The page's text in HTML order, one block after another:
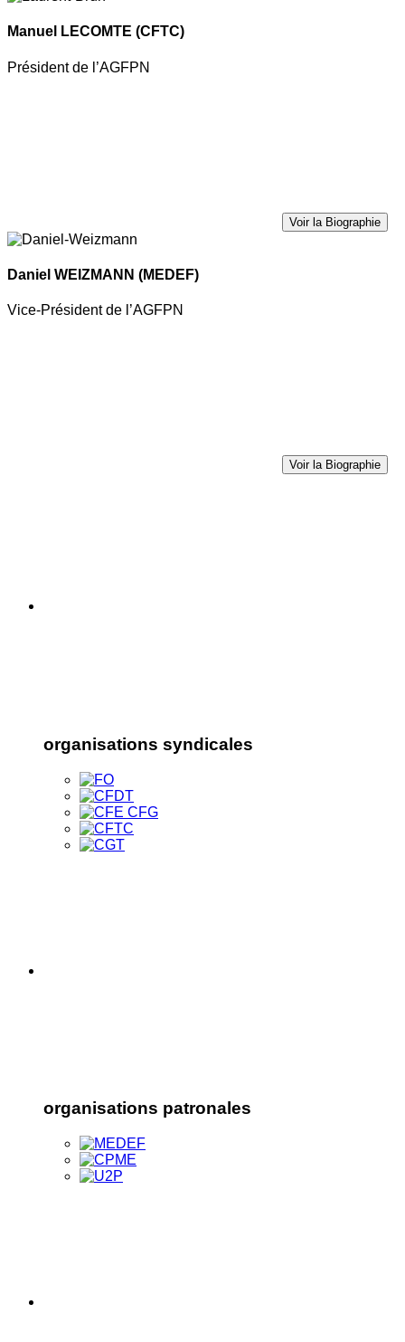
Manuel LECOMTE (CFTC)
Président de l’AGFPN
Voir la Biographie
Daniel WEIZMANN (MEDEF)
Vice-Président de l’AGFPN
Voir la Biographie
organisations syndicales
organisations patronales